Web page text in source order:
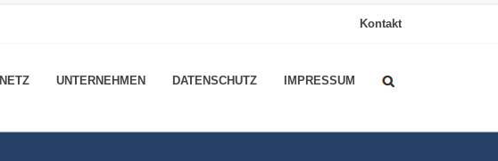
Kontakt
NETZ UNTERNEHMEN DATENSCHUTZ IMPRESSUM